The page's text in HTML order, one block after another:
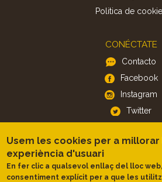
Politica de
CONÉCTATE
Contacto
Facebook
Instagram
Twitter
APP
iOS
Android
Usem les cookies per a
experiència d'usuari
En fer clic a qualsevol enllaç del lloc
consentiment explícit per a que les